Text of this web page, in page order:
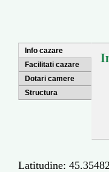
Info cazare
Facilitati cazare
Dotari camere
Structura
Latitudine: